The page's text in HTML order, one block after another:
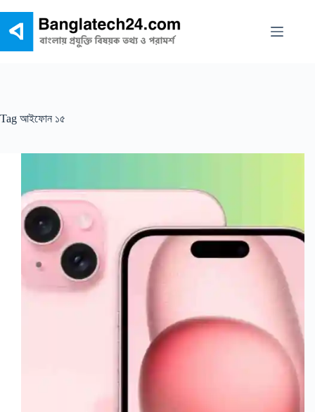
content
Tag আইফোন ১৫